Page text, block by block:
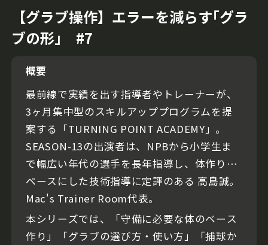
【グラブ操作】エラーを減らす｢グラ
ブの形｣ #7
概要
最前線で実績を出す指導者やトレーナーが、
3ヶ月集中型のスキルアッププログラムを提
案する「TURNING POINT ACADEMY」。
SEASON-13の出演者は、NPBから小学生ま
で幅広い年代の選手を長年指導し、体作りを
ベースにした技術指導に定評のある 高島誠。
Mac's Trainer Room代表。
本シリーズでは、「守備に必要な体のベース
作り」「グラブの選び方・使い方」「捕球か